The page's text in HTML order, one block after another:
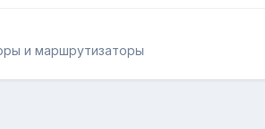
и маршрутизаторы